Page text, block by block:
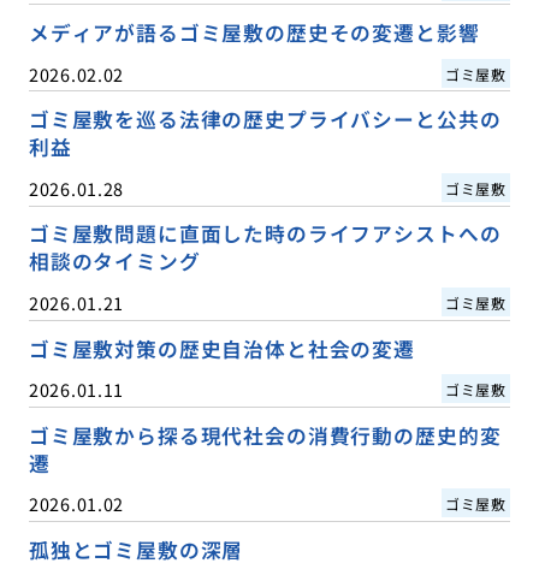
メディアが語るゴミ屋敷の歴史その変遷と影響
2026.02.02 ゴミ屋敷
ゴミ屋敷を巡る法律の歴史プライバシーと公共の
利益
2026.01.28 ゴミ屋敷
ゴミ屋敷問題に直面した時のライフアシストへの
相談のタイミング
2026.01.21 ゴミ屋敷
ゴミ屋敷対策の歴史自治体と社会の変遷
2026.01.11 ゴミ屋敷
ゴミ屋敷から探る現代社会の消費行動の歴史的変
遷
2026.01.02 ゴミ屋敷
孤独とゴミ屋敷の深層